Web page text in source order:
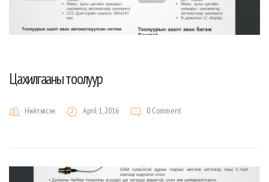
Цахилгааны тоолуур
Нийтэлсэн April 1, 2016 0 Comment